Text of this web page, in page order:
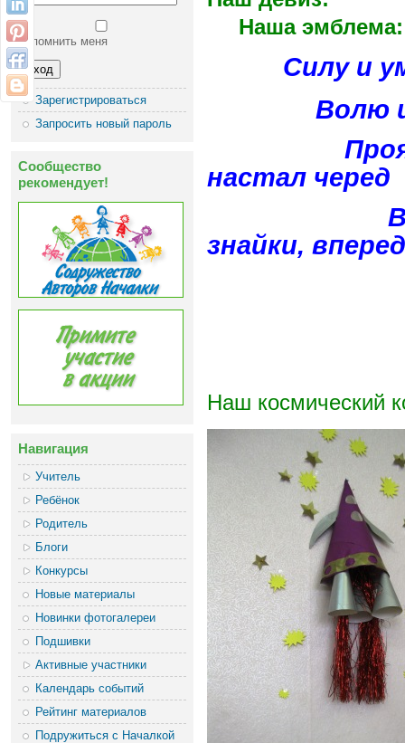
Запомнить меня
Зарегистрироваться
Запросить новый пароль
Сообщество
рекомендует!
Навигация
Учитель
Ребёнок
Родитель
Блоги
Конкурсы
Новые материалы
Новинки фотогалереи
Подшивки
Активные участники
Календарь событий
Рейтинг материалов
Подружиться с Началкой
Наша эмблема:
Силу и
Волю и
настал черед
знайки,
Наш космический